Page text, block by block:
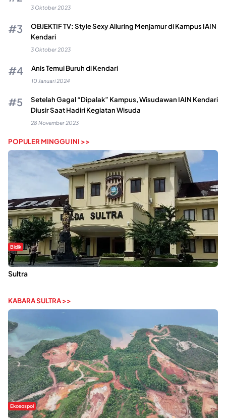
3 Oktober 2023
OBJEKTIF TV: Style Sexy Alluring Menjamur di Kampus IAIN
Kendari
3 Oktober 2023
Anis Temui Buruh di Kendari
10 Januari 2024
Setelah Gagal “Dipalak” Kampus, Wisudawan IAIN Kendari
Diusir Saat Hadiri Kegiatan Wisuda
28 November 2023
POPULER MINGGU INI >>
Bidik
Dugaan Kekerasan Seksual di UIN Kendari Dilaporkan ke Polda
Sultra
KABARA SULTRA >>
Ekosospol